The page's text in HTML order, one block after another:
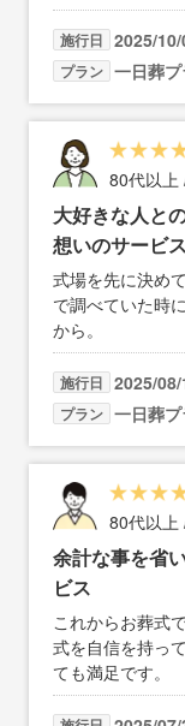
施行日 2025/
プラン 一日葬
大好きな人と
想いのサービス
式場を先に決め
で調べていた時
から。
施行日 2025/
プラン 一日葬
余計な事を省
ビス
これからお葬式
式を自信を持っ
ても満足です。